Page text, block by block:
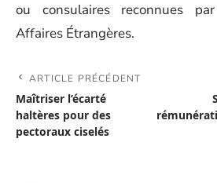
ou consulaires reconnues
Affaires Étrangères.
ARTICLE PRÉCÉDENT
Maîtriser l’écarté
haltères pour des
pectoraux ciselés